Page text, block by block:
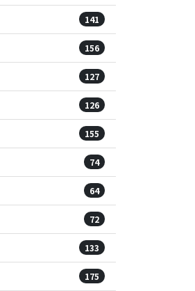
141
156
127
126
155
74
64
72
133
175